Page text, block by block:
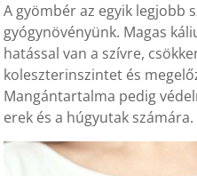
A gyömbér az egyik legjobb
gyógynövényünk. Magas
hatással van a szívre,
koleszterinszintet és
Mangántartalma pedig
erek és a húgyutak számára.